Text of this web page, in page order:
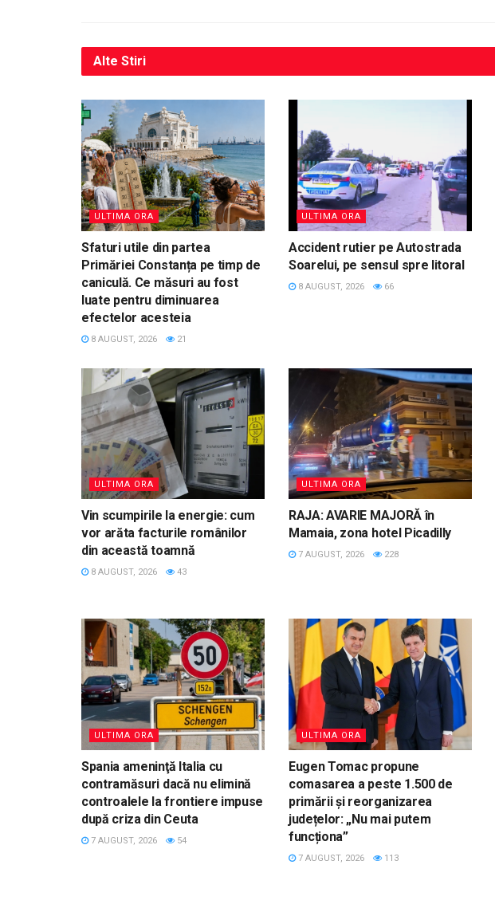
Alte Stiri
ULTIMA ORA
Sfaturi utile din partea
Primăriei Constanța pe timp de
caniculă. Ce măsuri au fost
luate pentru diminuarea
efectelor acesteia
8 AUGUST, 2026 21
ULTIMA ORA
Accident rutier pe Autostrada
Soarelui, pe sensul spre litoral
8 AUGUST, 2026 66
ULTIMA ORA
Vin scumpirile la energie: cum
vor arăta facturile românilor
din această toamnă
8 AUGUST, 2026 43
ULTIMA ORA
RAJA: AVARIE MAJORĂ în
Mamaia, zona hotel Picadilly
7 AUGUST, 2026 228
ULTIMA ORA
Spania ameninţă Italia cu
contramăsuri dacă nu elimină
controalele la frontiere impuse
după criza din Ceuta
7 AUGUST, 2026 54
ULTIMA ORA
Eugen Tomac propune
comasarea a peste 1.500 de
primării și reorganizarea
județelor: „Nu mai putem
funcționa”
7 AUGUST, 2026 113